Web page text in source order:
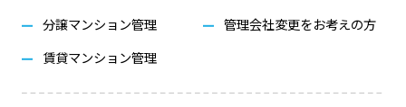
分譲マンション管理
賃貸マンション管理
管理会社変更をお考えの方